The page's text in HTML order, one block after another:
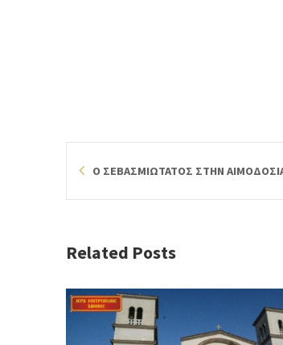
Ο ΣΕΒΑΣΜΙΩΤΑΤΟΣ ΣΤΗΝ
Related Posts